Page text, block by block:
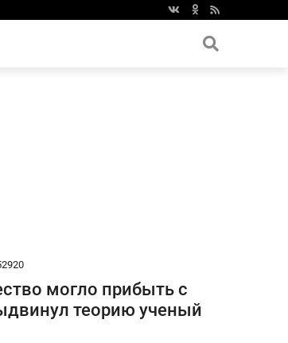
могло прибыть с
теорию ученый